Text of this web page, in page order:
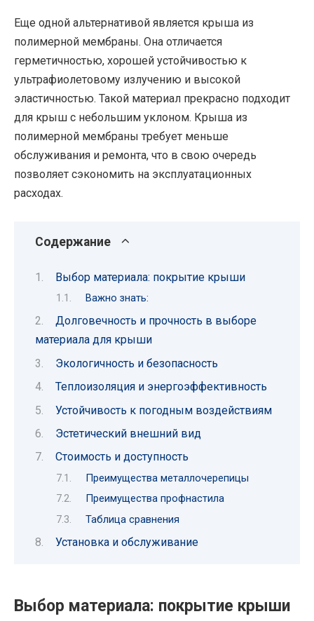
Еще одной альтернативой является крыша из
полимерной мембраны. Она отличается
герметичностью, хорошей устойчивостью к
ультрафиолетовому излучению и высокой
эластичностью. Такой материал прекрасно подходит
для крыш с небольшим уклоном. Крыша из
полимерной мембраны требует меньше
обслуживания и ремонта, что в свою очередь
позволяет сэкономить на эксплуатационных
расходах.
Содержание
Выбор материала: покрытие крыши
Важно знать:
Долговечность и прочность в выборе
материала для крыши
Экологичность и безопасность
Теплоизоляция и энергоэффективность
Устойчивость к погодным воздействиям
Эстетический внешний вид
Стоимость и доступность
Преимущества металлочерепицы
Преимущества профнастила
Таблица сравнения
Установка и обслуживание
Выбор материала: покрытие крыши